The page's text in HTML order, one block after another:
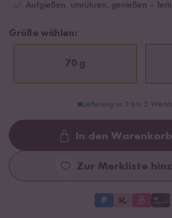
Aufgießen, umrühren, genießen –
Größe wählen:
70 g
Lieferung in 3 bis 5
In den Warenkorb
Zur Merkliste